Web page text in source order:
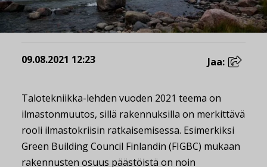
09.08.2021 12:23 Jaa:
Talotekniikka-lehden vuoden 2021 teema on
ilmastonmuutos, sillä rakennuksilla on merkittävä
rooli ilmastokriisin ratkaisemisessa. Esimerkiksi
Green Building Council Finlandin (FIGBC) mukaan
rakennusten osuus päästöistä on noin